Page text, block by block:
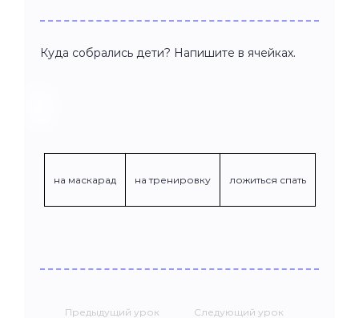
Куда собрались дети? Напишите в ячейках.
на маскарад на тренировку ложиться спать
Предыдущий урок Следующий урок